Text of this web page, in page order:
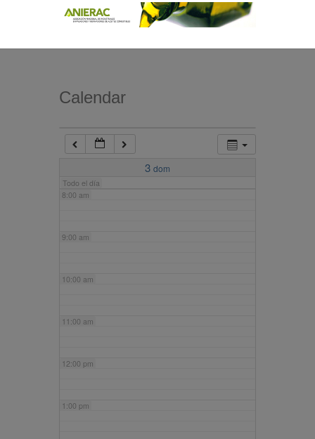
Calendar
3 dom
Todo el día
7:00 am
8:00 am
9:00 am
10:00 am
11:00 am
12:00 pm
1:00 pm